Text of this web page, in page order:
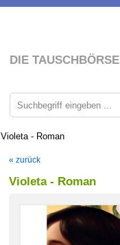
DIE TAUSCHBÖRSE
Violeta - Roman
« zurück
Violeta - Roman